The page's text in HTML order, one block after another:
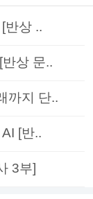
반상 ..
상 문..
까지 단..
[반..
3부]